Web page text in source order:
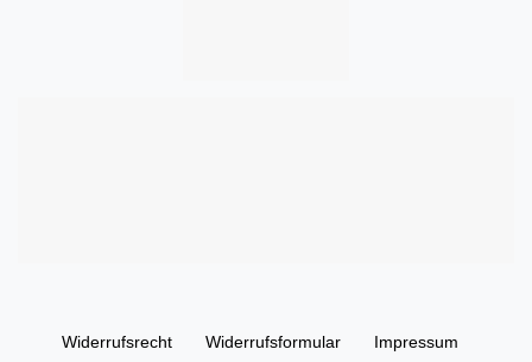
Widerrufs­recht Widerrufs­formular Impressum